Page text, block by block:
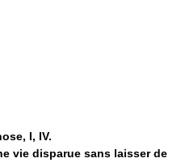
I, IV.
vie disparue sans laisser de